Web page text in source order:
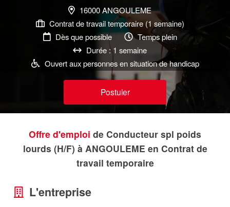
16000 ANGOULEME
Contrat de travail temporaire (1 semaine)
Dès que possible
Temps plein
Durée : 1 semaine
Ouvert aux personnes en situation de handicap
Postuler
Offre d'emploi de Conducteur spl poids
lourds (H/F) à ANGOULEME en Contrat de
travail temporaire
L'entreprise